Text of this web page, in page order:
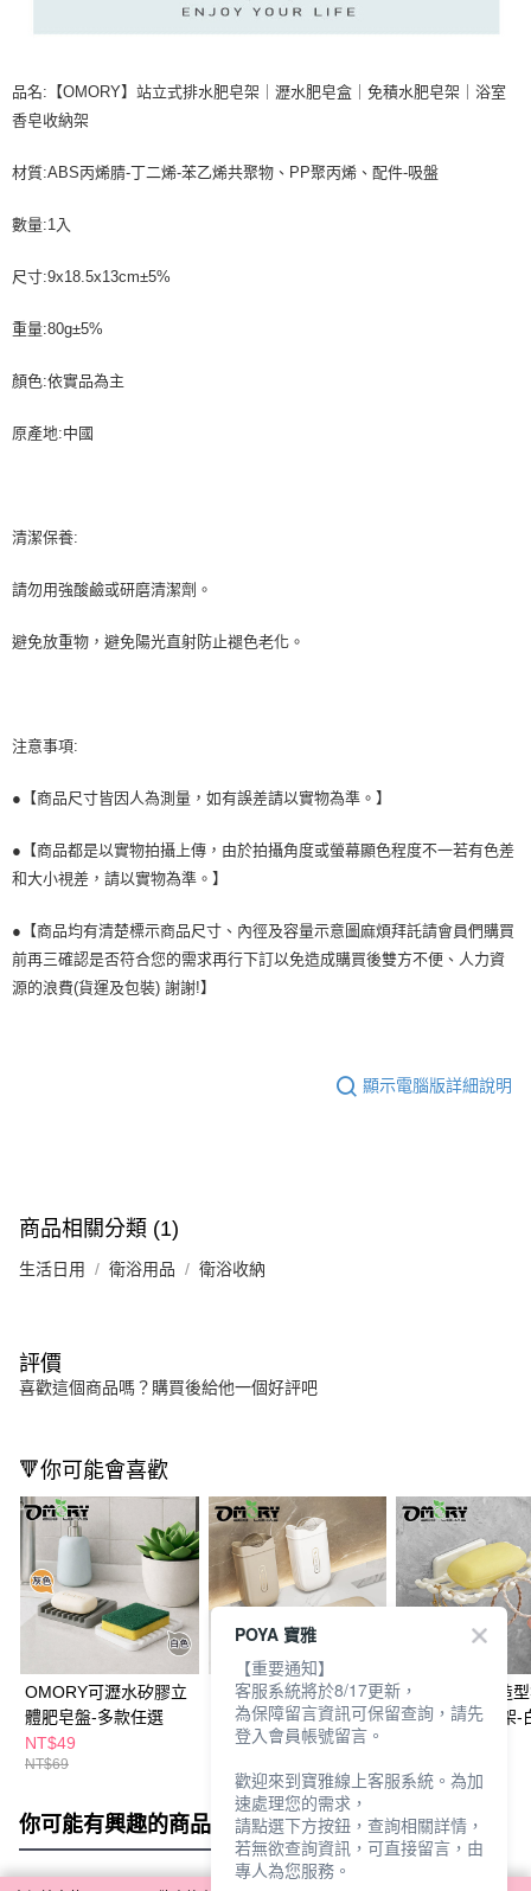
品名:【OMORY】站立式排水肥皂架｜瀝水肥皂盒｜免積水肥皂架｜浴室
香皂收納架
材質:ABS丙烯腈-丁二烯-苯乙烯共聚物、PP聚丙烯、配件-吸盤
數量:1入
尺寸:9x18.5x13cm±5%
重量:80g±5%
顏色:依實品為主
原產地:中國
清潔保養:
請勿用強酸鹼或研磨清潔劑。
避免放重物，避免陽光直射防止褪色老化。
注意事項:
●【商品尺寸皆因人為測量，如有誤差請以實物為準。】
●【商品都是以實物拍攝上傳，由於拍攝角度或螢幕顯色程度不一若有色差
和大小視差，請以實物為準。】
●【商品均有清楚標示商品尺寸、內徑及容量示意圖麻煩拜託請會員們購買
前再三確認是否符合您的需求再行下訂以免造成購買後雙方不便、人力資
源的浪費(貨運及包裝) 謝謝!】
顯示電腦版詳細說明
商品相關分類 (1)
生活日用 衛浴用品 衛浴收納
評價
喜歡這個商品嗎？購買後給他一個好評吧
🔻你可能會喜歡
OMORY可瀝水矽膠立
體肥皂盤-多款任選
NT$49
NT$69
OMORY旅用攜帶式肥
皂盒-兩款任選
NT$79
OMORY藤編造
壁掛瀝水肥皂架-
你可能有興趣的商品 全站排行
POYA 寶雅
【重要通知】
客服系統將於8/17更新，
為保障留言資訊可保留查詢，請先
登入會員帳號留言。
歡迎來到寶雅線上客服系統。為加
速處理您的需求，
請點選下方按鈕，查詢相關詳情，
若無欲查詢資訊，可直接留言，由
專人為您服務。